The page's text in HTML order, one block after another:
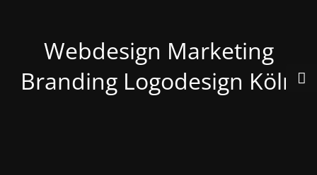
Webdesign Marketing
Branding Logodesign Köln